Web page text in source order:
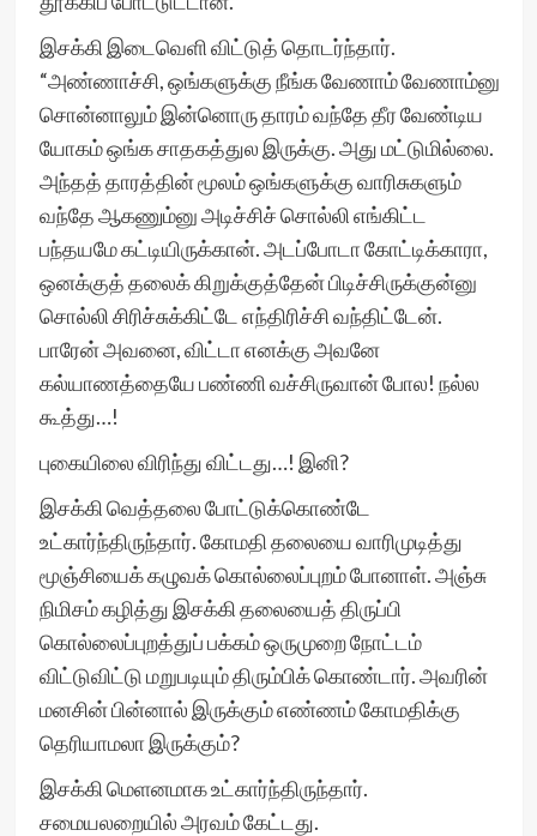
இசக்கி இடைவெளி விட்டுத் தொடர்ந்தார்.
“அண்ணாச்சி, ஒங்களுக்கு நீங்க வேணாம் வேணாம்னு
சொன்னாலும் இன்னொரு தாரம் வந்தே தீர வேண்டிய
யோகம் ஒங்க சாதகத்துல இருக்கு. அது மட்டுமில்லை.
அந்தத் தாரத்தின் மூலம் ஒங்களுக்கு வாரிசுகளும்
வந்தே ஆகணும்னு அடிச்சிச் சொல்லி எங்கிட்ட
பந்தயமே கட்டியிருக்கான். அடப்போடா கோட்டிக்காரா,
ஒனக்குத் தலைக் கிறுக்குத்தேன் பிடிச்சிருக்குன்னு
சொல்லி சிரிச்சுக்கிட்டே எந்திரிச்சி வந்திட்டேன்.
பாரேன் அவனை, விட்டா எனக்கு அவனே
கல்யாணத்தையே பண்ணி வச்சிருவான் போல! நல்ல
கூத்து…!
புகையிலை விரிந்து விட்டது…! இனி?
இசக்கி வெத்தலை போட்டுக்கொண்டே
உட்கார்ந்திருந்தார். கோமதி தலையை வாரிமுடித்து
மூஞ்சியைக் கழுவக் கொல்லைப்புறம் போனாள். அஞ்சு
நிமிசம் கழித்து இசக்கி தலையைத் திருப்பி
கொல்லைப்புறத்துப் பக்கம் ஒருமுறை நோட்டம்
விட்டுவிட்டு மறுபடியும் திரும்பிக் கொண்டார். அவரின்
மனசின் பின்னால் இருக்கும் எண்ணம் கோமதிக்கு
தெரியாமலா இருக்கும்?
இசக்கி மெளனமாக உட்கார்ந்திருந்தார்.
சமையலறையில் அரவம் கேட்டது.